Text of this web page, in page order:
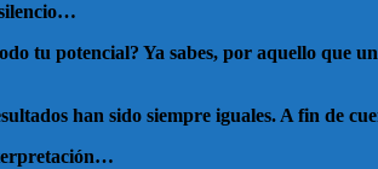
tu potencial? Ya sabes, por aquello que
han sido siempre iguales. A fin de